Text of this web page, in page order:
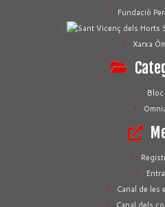
Fundació
Xarxa
Bloc
Entra
Canal de les